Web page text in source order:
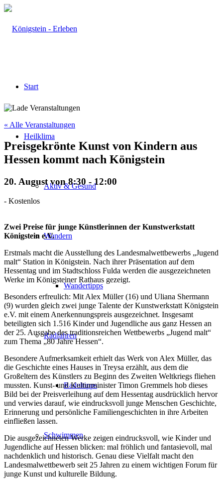
Start
Heilklima
Aktiv & Gesund
Wandern
Wandertipps
Radfahren
Radeltipps
Schwimmen
« Alle Veranstaltungen
Preisgekrönte Kunst von Kindern aus
Hessen kommt nach Königstein
20. August von 8:30 - 12:00
- Kostenlos
Zwei Preise für junge Künstlerinnen der Kunstwerkstatt
Königstein e.V.
Erstmals macht die Ausstellung des Landesmalwettbewerbs „Jugend
malt“ Station in Königstein. Nach ihrer Präsentation auf dem
Hessentag und im Stadtschloss Fulda werden die ausgezeichneten
Werke im Königsteiner Rathaus gezeigt.
Besonders erfreulich: Mit Alex Müller (16) und Uliana Shermann
(9) wurden gleich zwei junge Talente der Kunstwerkstatt Königstein
e.V. mit einem Anerkennungspreis ausgezeichnet. Insgesamt
beteiligten sich 1.516 Kinder und Jugendliche aus ganz Hessen an
der 25. Ausgabe des traditionsreichen Wettbewerbs „Jugend malt“
zum Thema „80 Jahre Hessen“.
Besondere Aufmerksamkeit erhielt das Werk von Alex Müller, das
die Geschichte eines Hauses in Treysa erzählt, aus dem die
Großeltern des Künstlers zu Beginn des Zweiten Weltkriegs fliehen
mussten. Kunst- und Kulturminister Timon Gremmels hob dieses
Bild bei der Preisverleihung auf dem Hessentag ausdrücklich hervor
und verwies darauf, wie eindrucksvoll junge Menschen Geschichte,
Erinnerung und persönliche Familiengeschichten in ihre Arbeiten
einfließen lassen.
Die ausgezeichneten Werke zeigen eindrucksvoll, wie Kinder und
Jugendliche auf Hessen blicken: mal fröhlich und fantasievoll, mal
nachdenklich und historisch. Genau diese Vielfalt macht den
Landesmalwettbewerb seit 25 Jahren zu einem wichtigen Forum für
junge Kunst und kulturelle Bildung.